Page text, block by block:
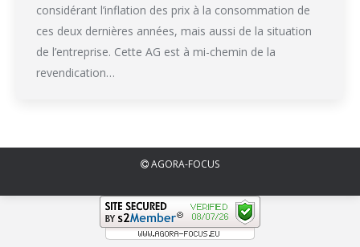
considérant l’inflation des prix à la consommation de
ces deux dernières années, mais aussi de la situation
de l’entreprise. Cette AG est à mi-chemin de la
revendication…
AGORA-FOCUS